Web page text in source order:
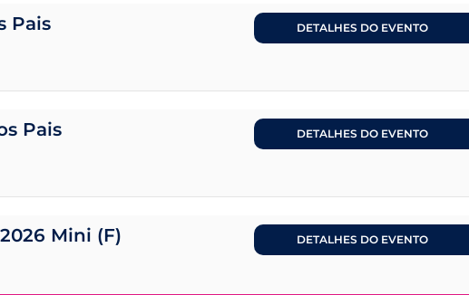
Pais DETALHES DO EVENTO
Pais DETALHES DO EVENTO
Mini (F) DETALHES DO EVENTO